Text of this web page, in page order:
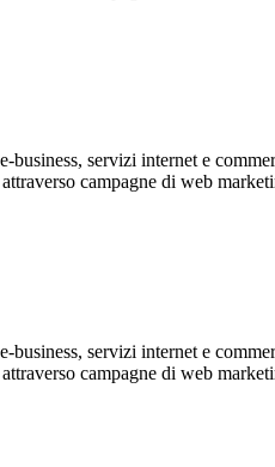
servizi internet e
campagne di web
servizi internet e
campagne di web